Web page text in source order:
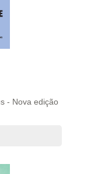
- Nova edição